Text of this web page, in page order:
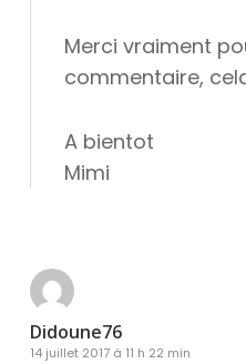
Merci vraiment
commentaire,
A bientot
Mimi
Didoune76
14 juillet 2017 à 11 h 22 min